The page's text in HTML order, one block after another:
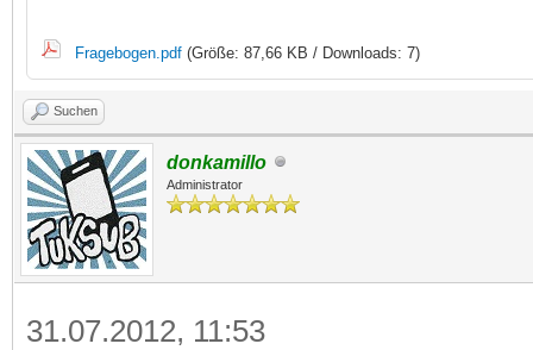
Fragebogen.pdf (Größe: 87,66 KB / Downloads: 7)
Suchen
donkamillo
Administrator
31.07.2012, 11:53